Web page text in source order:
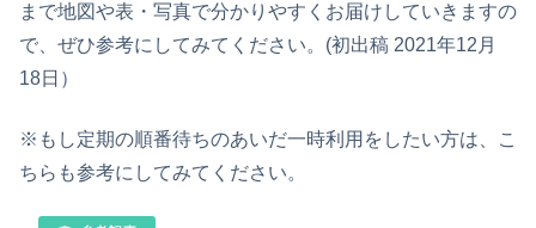
まで地図や表・写真で分かりやすくお届けしていきますの
で、ぜひ参考にしてみてください。(初出稿 2021年12月
18日）
※もし定期の順番待ちのあいだ一時利用をしたい方は、こ
ちらも参考にしてみてください。